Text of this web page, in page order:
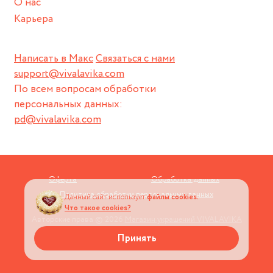
Написать в МаксСвязаться с нами
support@vivalavika.com
По всем вопросам обработки
персональных данных:
pd@vivalavika.com
Карьера
Оферта
Обработка данных
Политика обработки персональных данных
Данный сайт используетфайлы cookies.
Что такое cookies?
Принять